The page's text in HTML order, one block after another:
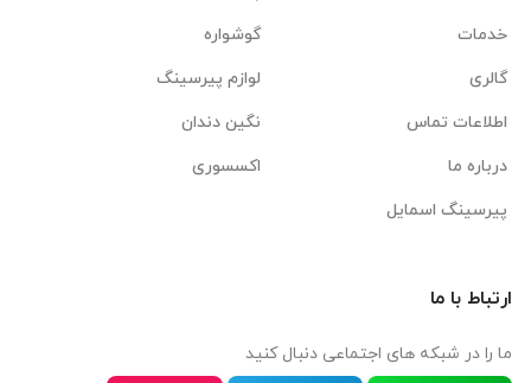
خدمات
گالری
اطلاعات تماس
درباره ما
پیرسینگ اسمایل
گوشواره
لوازم پیرسینگ
نگین دندان
اکسسوری
ارتباط با ما
ما را در شبکه های اجتماعی دنبال کنید